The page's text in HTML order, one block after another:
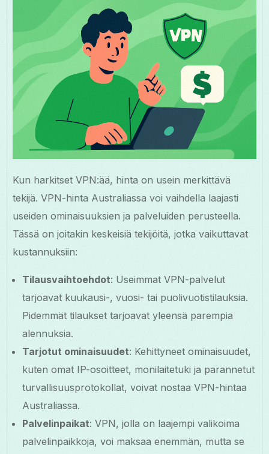
Kun harkitset VPN:ää, hinta on usein merkittävä
tekijä. VPN-hinta Australiassa voi vaihdella laajasti
useiden ominaisuuksien ja palveluiden perusteella.
Tässä on joitakin keskeisiä tekijöitä, jotka vaikuttavat
kustannuksiin:
Tilausvaihtoehdot: Useimmat VPN-palvelut
tarjoavat kuukausi-, vuosi- tai puolivuotistilauksia.
Pidemmät tilaukset tarjoavat yleensä parempia
alennuksia.
Tarjotut ominaisuudet: Kehittyneet ominaisuudet,
kuten omat IP-osoitteet, monilaitetuki ja parannetut
turvallisuusprotokollat, voivat nostaa VPN-hintaa
Australiassa.
Palvelinpaikat: VPN, jolla on laajempi valikoima
palvelinpaikkoja, voi maksaa enemmän, mutta se